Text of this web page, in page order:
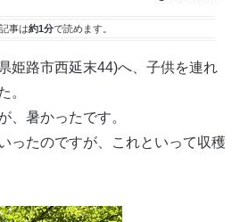
事は約1分で読めます。
姫路市西延末44)へ、子供を連れ
。
、暑かったです。
ったのですが、これといって収穫